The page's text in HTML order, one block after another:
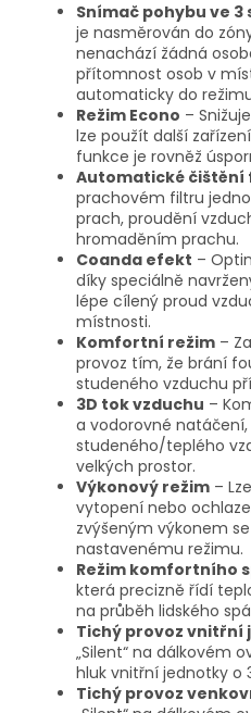
Snímač pohybu ve 3
je nasměrován do
nenachází žádná
přítomnost osob v
automaticky do
Režim Econo –
lze použít další
funkce je rovněž
Automatické čištění
prachovém filtru
prach, proudění
hromaděním prachu.
Coanda efekt –
díky speciálně
lépe cílený proud
místnosti.
Komfortní režim –
provoz tím, že brání
studeného vzduchu
3D tok vzduchu –
a vodorovné
studeného/teplého
velkých prostor.
Výkonový režim –
vytopení nebo
zvýšeným výkonem
nastavenému režimu.
Režim komfortního
která precizně řídí
na průběh lidského
Tichý provoz vnitřní
„Silent“ na dálkovém
hluk vnitřní jednotky o
Tichý provoz